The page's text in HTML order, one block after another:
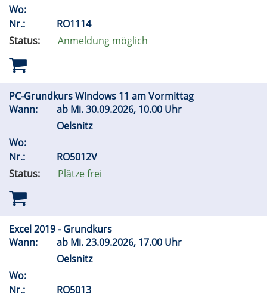
Wo:
Nr.:
RO1114
Status:
Anmeldung möglich
PC-Grundkurs Windows 11 am Vormittag
Wann:
ab Mi.30.09.2026, 10.00 Uhr
Oelsnitz
Wo:
Nr.:
RO5012V
Status:
Plätze frei
Excel 2019 - Grundkurs
Wann:
ab Mi.23.09.2026, 17.00 Uhr
Oelsnitz
Wo:
Nr.:
RO5013